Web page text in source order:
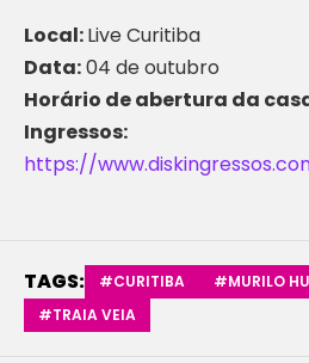
Local:Live Curitiba
Data:04 de outubro
Horário de abertura da
Ingressos:
https://
TAGS: #CURITIBA #MURILO
#TRAIA VEIA